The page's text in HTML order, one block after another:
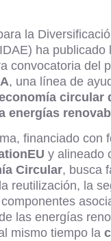
la
ha publicado
convocatoria del
, una línea de
circular
energías
financiado con
y alineado
Circular, busca
reutilización, la
las energías
mismo tiempo la